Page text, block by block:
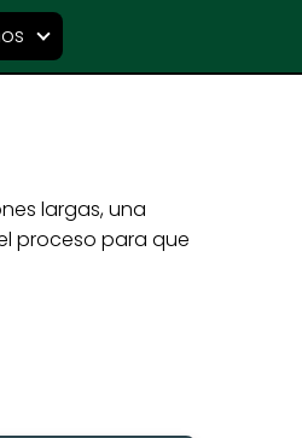
largas, una
proceso para que